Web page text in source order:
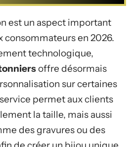
est un aspect important
consommateurs en 2026.
technologique,
offre désormais
sur certaines
permet aux clients
la taille, mais aussi
des gravures ou des